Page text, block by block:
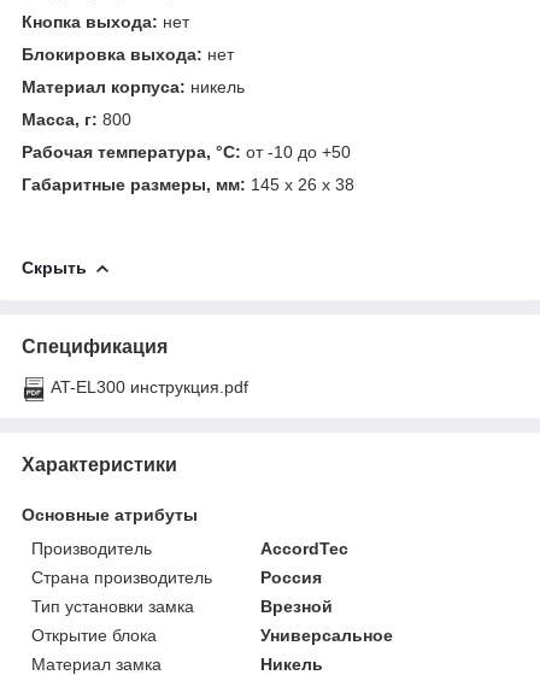
Кнопка выхода: нет
Блокировка выхода: нет
Материал корпуса: никель
Масса, г: 800
Рабочая температура, °С: от -10 до +50
Габаритные размеры, мм: 145 x 26 x 38
Скрыть
Спецификация
AT-EL300 инструкция.pdf
Характеристики
Основные атрибуты
Производитель
AccordTec
Страна производитель
Россия
Тип установки замка
Врезной
Открытие блока
Универсальное
Материал замка
Никель